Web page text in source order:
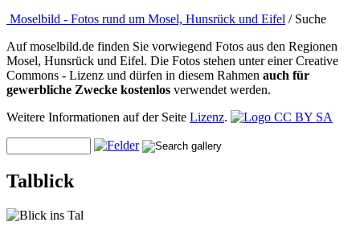
Moselbild - Fotos rund um Mosel, Hunsrück und Eifel / Suche
Auf moselbild.de finden Sie vorwiegend Fotos aus den Regionen
Mosel, Hunsrück und Eifel. Die Fotos stehen unter einer Creative
Commons - Lizenz und dürfen in diesem Rahmen auch für
gewerbliche Zwecke kostenlos verwendet werden.
Weitere Informationen auf der Seite Lizenz.
Talblick